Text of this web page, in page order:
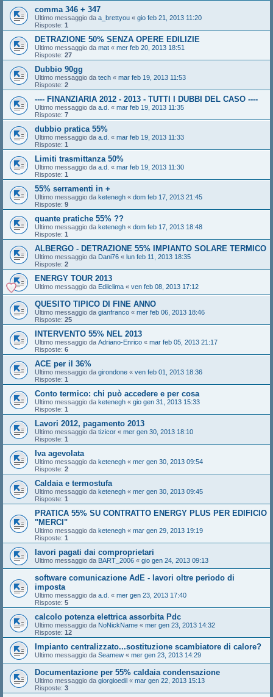
comma 346 + 347
Ultimo messaggio da a_brettyou « gio feb 21, 2013 11:20
Risposte: 1
DETRAZIONE 50% SENZA OPERE EDILIZIE
Ultimo messaggio da mat « mer feb 20, 2013 18:51
Risposte: 27
Dubbio 90gg
Ultimo messaggio da tech « mar feb 19, 2013 11:53
Risposte: 2
---- FINANZIARIA 2012 - 2013 - TUTTI I DUBBI DEL CASO ----
Ultimo messaggio da a.d. « mar feb 19, 2013 11:35
Risposte: 7
dubbio pratica 55%
Ultimo messaggio da a.d. « mar feb 19, 2013 11:33
Risposte: 1
Limiti trasmittanza 50%
Ultimo messaggio da a.d. « mar feb 19, 2013 11:30
Risposte: 1
55% serramenti in +
Ultimo messaggio da ketenegh « dom feb 17, 2013 21:45
Risposte: 9
quante pratiche 55% ??
Ultimo messaggio da ketenegh « dom feb 17, 2013 18:48
Risposte: 1
ALBERGO - DETRAZIONE 55% IMPIANTO SOLARE TERMICO
Ultimo messaggio da Dani76 « lun feb 11, 2013 18:35
Risposte: 2
ENERGY TOUR 2013
Ultimo messaggio da Edilclima « ven feb 08, 2013 17:12
QUESITO TIPICO DI FINE ANNO
Ultimo messaggio da gianfranco « mer feb 06, 2013 18:46
Risposte: 25
INTERVENTO 55% NEL 2013
Ultimo messaggio da Adriano-Enrico « mar feb 05, 2013 21:17
Risposte: 6
ACE per il 36%
Ultimo messaggio da girondone « ven feb 01, 2013 18:36
Risposte: 1
Conto termico: chi può accedere e per cosa
Ultimo messaggio da ketenegh « gio gen 31, 2013 15:33
Risposte: 1
Lavori 2012, pagamento 2013
Ultimo messaggio da tizicor « mer gen 30, 2013 18:10
Risposte: 1
Iva agevolata
Ultimo messaggio da ketenegh « mer gen 30, 2013 09:54
Risposte: 2
Caldaia e termostufa
Ultimo messaggio da ketenegh « mer gen 30, 2013 09:45
Risposte: 1
PRATICA 55% SU CONTRATTO ENERGY PLUS PER EDIFICIO
"MERCI"
Ultimo messaggio da ketenegh « mar gen 29, 2013 19:19
Risposte: 1
lavori pagati dai comproprietari
Ultimo messaggio da BART_2006 « gio gen 24, 2013 09:13
software comunicazione AdE - lavori oltre periodo di
imposta
Ultimo messaggio da a.d. « mer gen 23, 2013 17:40
Risposte: 5
calcolo potenza elettrica assorbita Pdc
Ultimo messaggio da NoNickName « mer gen 23, 2013 14:32
Risposte: 12
Impianto centralizzato...sostituzione scambiatore di calore?
Ultimo messaggio da Seamew « mer gen 23, 2013 14:29
Documentazione per 55% caldaia condensazione
Ultimo messaggio da giorgioedil « mar gen 22, 2013 15:13
Risposte: 3